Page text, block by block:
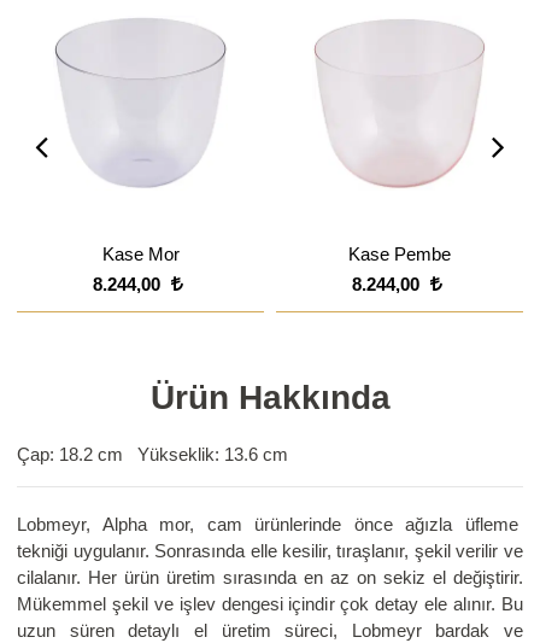
Kase Mor
8.244,00
Kase Pembe
8.244,00
Ürün Hakkında
Çap: 18.2 cm Yükseklik: 13.6 cm
Lobmeyr, Alpha mor, cam ürünlerinde önce ağızla üfleme
tekniği uygulanır. Sonrasında elle kesilir, tıraşlanır, şekil verilir ve
cilalanır. Her ürün üretim sırasında en az on sekiz el değiştirir.
Mükemmel şekil ve işlev dengesi içindir çok detay ele alınır. Bu
uzun süren detaylı el üretim süreci, Lobmeyr bardak ve